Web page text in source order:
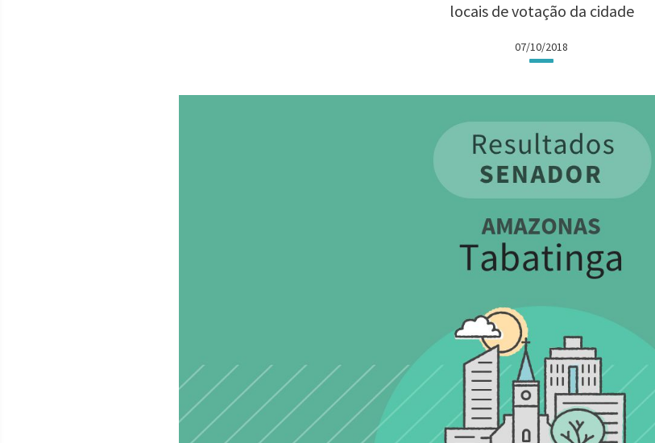
locais de votação da cidade
07/10/2018